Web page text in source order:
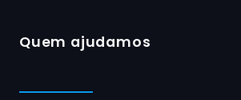
Quem ajudamos